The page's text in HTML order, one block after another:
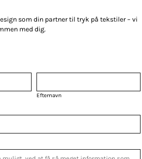
som din partner til tryk på tekstiler – vi
med dig.
Efternavn